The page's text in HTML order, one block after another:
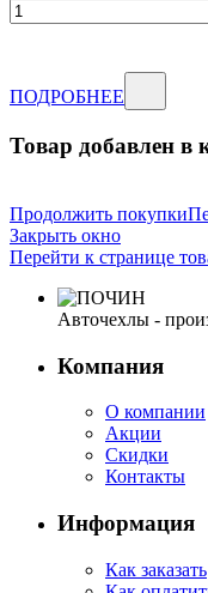
ПОДРОБНЕЕ
Товар добавлен в
Продолжить покупки
Закрыть окно
Перейти к странице
Авточехлы -
Компания
О компании
Акции
Скидки
Контакты
Информация
Как заказать